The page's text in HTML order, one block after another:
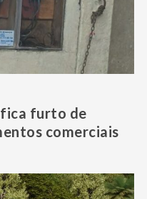
furto de
comerciais